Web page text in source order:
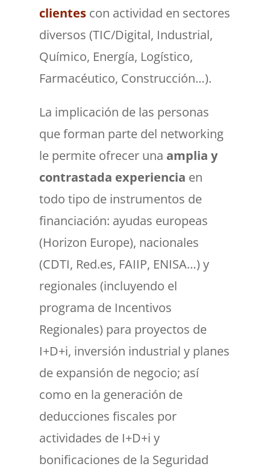
clientescon actividad en sectores
diversos (TIC/Digital, Industrial,
Químico, Energía, Logístico,
Farmacéutico, Construcción…).
La implicación de las personas
que forman parte del networking
le permite ofrecer una amplia y
contrastada experiencia en
todo tipo de instrumentos de
financiación: ayudas europeas
(Horizon Europe), nacionales
(CDTI, Red.es, FAIIP, ENISA…) y
regionales (incluyendo el
programa de Incentivos
Regionales) para proyectos de
I+D+i, inversión industrial y planes
de expansión de negocio; así
como en la generación de
deducciones fiscales por
actividades de I+D+i y
bonificaciones de la Seguridad